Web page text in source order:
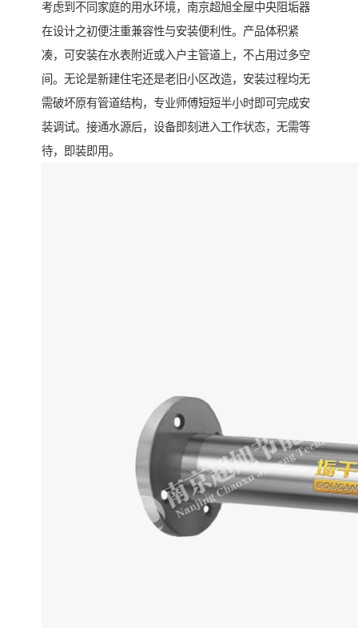
考虑到不同家庭的用水环境，南京超旭全屋中央阻垢器
在设计之初便注重兼容性与安装便利性。产品体积紧
凑，可安装在水表附近或入户主管道上，不占用过多空
间。无论是新建住宅还是老旧小区改造，安装过程均无
需破坏原有管道结构，专业师傅短短半小时即可完成安
装调试。接通水源后，设备即刻进入工作状态，无需等
待，即装即用。